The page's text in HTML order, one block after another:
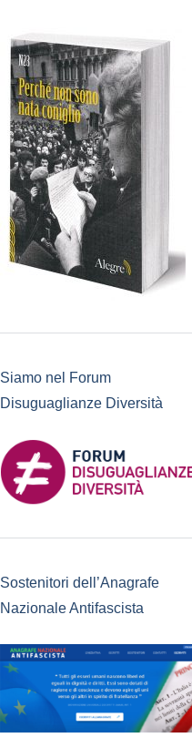
Siamo nel Forum
Disuguaglianze Diversità
Sostenitori dell’Anagrafe
Nazionale Antifascista